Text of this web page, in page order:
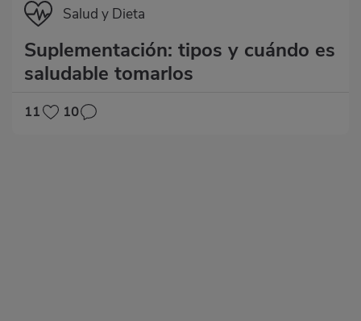
Categoría
Salud y Dieta
Suplementación: tipos y cuándo es
saludable tomarlos
11 10